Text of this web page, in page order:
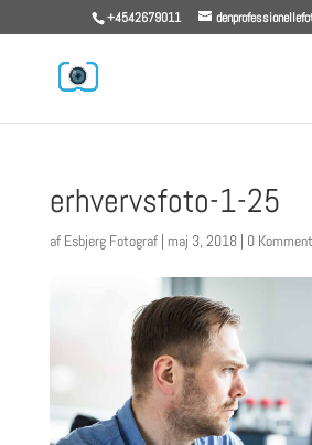
+4542679011
erhvervsfoto-1-25
af Esbjerg Fotograf| maj 3, 2018| 0